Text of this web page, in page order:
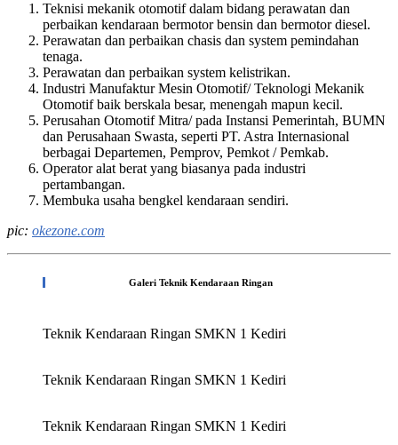
Teknisi mekanik otomotif dalam bidang perawatan dan
perbaikan kendaraan bermotor bensin dan bermotor diesel.
Perawatan dan perbaikan chasis dan system pemindahan
tenaga.
Perawatan dan perbaikan system kelistrikan.
Industri Manufaktur Mesin Otomotif/ Teknologi Mekanik
Otomotif baik berskala besar, menengah mapun kecil.
Perusahan Otomotif Mitra/ pada Instansi Pemerintah, BUMN
dan Perusahaan Swasta, seperti PT. Astra Internasional
berbagai Departemen, Pemprov, Pemkot / Pemkab.
Operator alat berat yang biasanya pada industri
pertambangan.
Membuka usaha bengkel kendaraan sendiri.
pic: okezone.com
Galeri Teknik Kendaraan Ringan
Teknik Kendaraan Ringan SMKN 1 Kediri
Teknik Kendaraan Ringan SMKN 1 Kediri
Teknik Kendaraan Ringan SMKN 1 Kediri